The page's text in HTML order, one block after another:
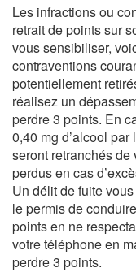
Les infractions ou
retrait de points sur
vous sensibiliser,
contraventions
potentiellement
réalisez un
perdre 3 points. En
0,40 mg d’alcool
seront retranchés de
perdus en cas
Un délit de fuite
le permis de
points en ne
votre téléphone en
perdre 3 points.